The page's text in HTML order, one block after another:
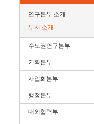
연구본부 소개
부서 소개
수도권연구본부
기획본부
사업화본부
행정본부
대외협력부